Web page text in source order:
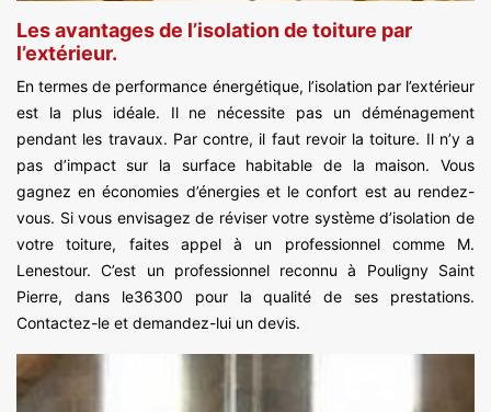
Les avantages de l’isolation de toiture par
l’extérieur.
En termes de performance énergétique, l’isolation par l’extérieur
est la plus idéale. Il ne nécessite pas un déménagement
pendant les travaux. Par contre, il faut revoir la toiture. Il n’y a
pas d’impact sur la surface habitable de la maison. Vous
gagnez en économies d’énergies et le confort est au rendez-
vous. Si vous envisagez de réviser votre système d’isolation de
votre toiture, faites appel à un professionnel comme M.
Lenestour. C’est un professionnel reconnu à Pouligny Saint
Pierre, dans le36300 pour la qualité de ses prestations.
Contactez-le et demandez-lui un devis.